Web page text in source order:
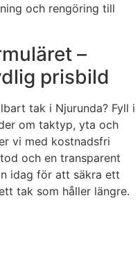
och rengöring till
–
prisbild
tak i Njurunda? Fyll i
om taktyp, yta och
vi med kostnadsfri
och en transparent
idag för att säkra ett
tak som håller längre.